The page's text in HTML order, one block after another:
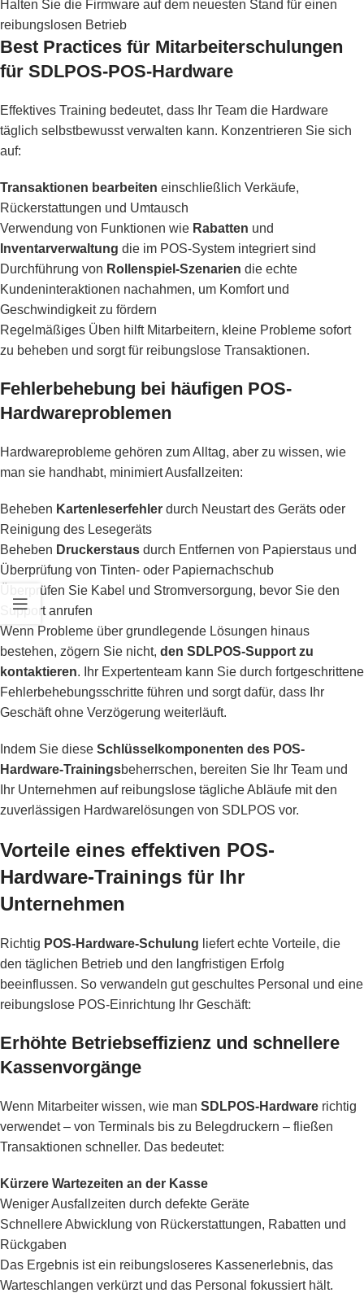
Halten Sie die Firmware auf dem neuesten Stand für einen
reibungslosen Betrieb
Best Practices für Mitarbeiterschulungen
für SDLPOS-POS-Hardware
Effektives Training bedeutet, dass Ihr Team die Hardware
täglich selbstbewusst verwalten kann. Konzentrieren Sie sich
auf:
Transaktionen bearbeiten einschließlich Verkäufe,
Rückerstattungen und Umtausch
Verwendung von Funktionen wie Rabatten und
Inventarverwaltung die im POS-System integriert sind
Durchführung von Rollenspiel-Szenarien die echte
Kundeninteraktionen nachahmen, um Komfort und
Geschwindigkeit zu fördern
Regelmäßiges Üben hilft Mitarbeitern, kleine Probleme sofort
zu beheben und sorgt für reibungslose Transaktionen.
Fehlerbehebung bei häufigen POS-
Hardwareproblemen
Hardwareprobleme gehören zum Alltag, aber zu wissen, wie
man sie handhabt, minimiert Ausfallzeiten:
Beheben Kartenleserfehler durch Neustart des Geräts oder
Reinigung des Lesegeräts
Beheben Druckerstaus durch Entfernen von Papierstaus und
Überprüfung von Tinten- oder Papiernachschub
Überprüfen Sie Kabel und Stromversorgung, bevor Sie den
Support anrufen
Wenn Probleme über grundlegende Lösungen hinaus
bestehen, zögern Sie nicht, den SDLPOS-Support zu
kontaktieren. Ihr Expertenteam kann Sie durch fortgeschrittene
Fehlerbehebungsschritte führen und sorgt dafür, dass Ihr
Geschäft ohne Verzögerung weiterläuft.
Indem Sie diese Schlüsselkomponenten des POS-
Hardware-Trainingsbeherrschen, bereiten Sie Ihr Team und
Ihr Unternehmen auf reibungslose tägliche Abläufe mit den
zuverlässigen Hardwarelösungen von SDLPOS vor.
Vorteile eines effektiven POS-
Hardware-Trainings für Ihr
Unternehmen
Richtig POS-Hardware-Schulung liefert echte Vorteile, die
den täglichen Betrieb und den langfristigen Erfolg
beeinflussen. So verwandeln gut geschultes Personal und eine
reibungslose POS-Einrichtung Ihr Geschäft:
Erhöhte Betriebseffizienz und schnellere
Kassenvorgänge
Wenn Mitarbeiter wissen, wie man SDLPOS-Hardware richtig
verwendet – von Terminals bis zu Belegdruckern – fließen
Transaktionen schneller. Das bedeutet:
Kürzere Wartezeiten an der Kasse
Weniger Ausfallzeiten durch defekte Geräte
Schnellere Abwicklung von Rückerstattungen, Rabatten und
Rückgaben
Das Ergebnis ist ein reibungsloseres Kassenerlebnis, das
Warteschlangen verkürzt und das Personal fokussiert hält.